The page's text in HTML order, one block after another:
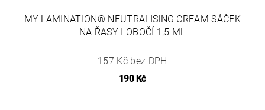
MY LAMINATION® NEUTRALISING CREAM SÁČEK
NA ŘASY I OBOČÍ 1,5 ML
157 Kč bez DPH
190 Kč